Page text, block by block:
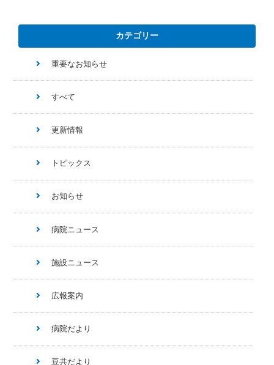
カテゴリー
重要なお知らせ
すべて
更新情報
トピックス
お知らせ
病院ニュース
施設ニュース
広報案内
病院だより
豆共だより